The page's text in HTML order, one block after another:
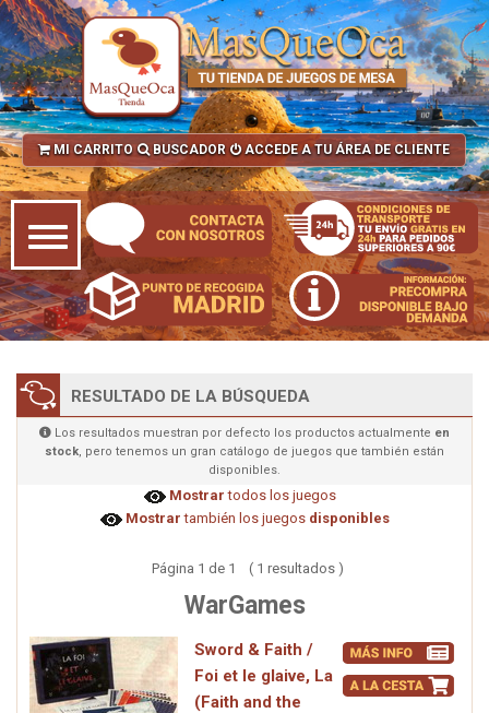
MI CARRITO BUSCADOR ACCEDE A TU ÁREA DE CLIENTE
RESULTADO DE LA BÚSQUEDA
Los resultados muestran por defecto los productos actualmente en
stock, pero tenemos un gran catálogo de juegos que también están
disponibles.
Mostrar todos los juegos
Mostrar también los juegos disponibles
Página 1 de 1 ( 1 resultados )
WarGames
Sword & Faith /
Foi et le glaive, La
(Faith and the